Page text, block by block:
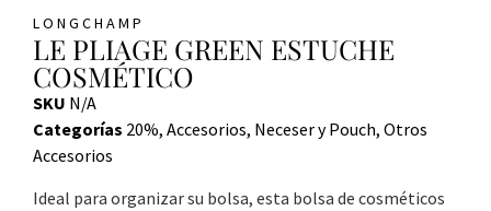
LONGCHAMP
LE PLIAGE GREEN ESTUCHE
COSMÉTICO
SKU N/A
Categorías 20%, Accesorios, Neceser y Pouch, Otros
Accesorios
Ideal para organizar su bolsa, esta bolsa de cosméticos